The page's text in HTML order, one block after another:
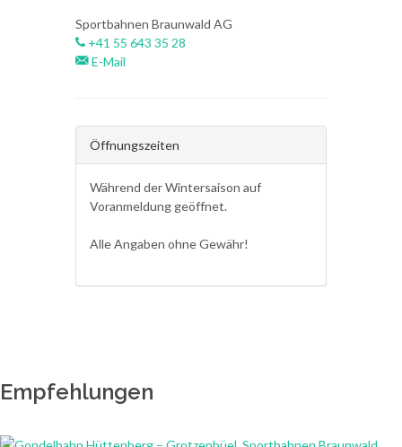
Sportbahnen Braunwald AG
+41 55 643 35 28
E-Mail
Öffnungszeiten
Während der Wintersaison auf
Voranmeldung geöffnet.
Alle Angaben ohne Gewähr!
Empfehlungen